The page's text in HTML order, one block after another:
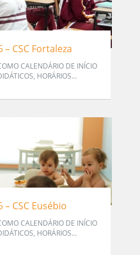
– CSC Fortaleza
CALENDÁRIO DE INÍCIO
HORÁRIOS...
– CSC Eusébio
CALENDÁRIO DE INÍCIO
HORÁRIOS...